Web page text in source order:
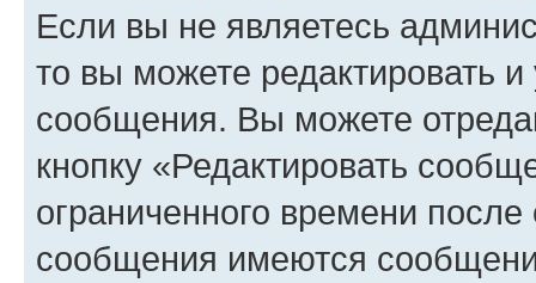
Если вы не являетесь
то вы можете редактировать
сообщения. Вы можете
кнопку «Редактировать
ограниченного времени
сообщения имеются